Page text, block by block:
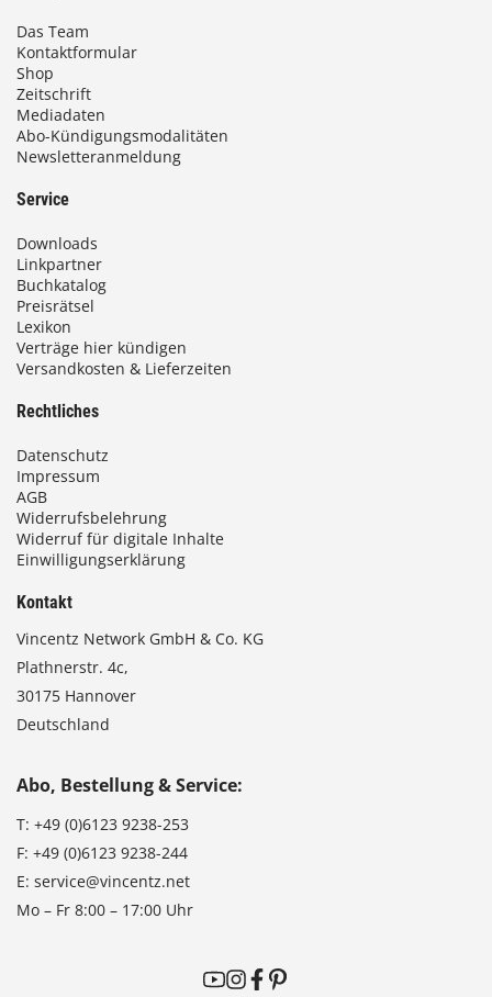
Das Team
Kontaktformular
Shop
Zeitschrift
Mediadaten
Abo-Kündigungsmodalitäten
Newsletteranmeldung
Service
Downloads
Linkpartner
Buchkatalog
Preisrätsel
Lexikon
Verträge hier kündigen
Versandkosten & Lieferzeiten
Rechtliches
Datenschutz
Impressum
AGB
Widerrufsbelehrung
Widerruf für digitale Inhalte
Einwilligungserklärung
Kontakt
Vincentz Network GmbH & Co. KG
Plathnerstr. 4c,
30175 Hannover
Deutschland
Abo, Bestellung & Service:
T: +49 (0)6123 9238-253
F: +49 (0)6123 9238-244
E: service@vincentz.net
Mo – Fr 8:00 – 17:00 Uhr